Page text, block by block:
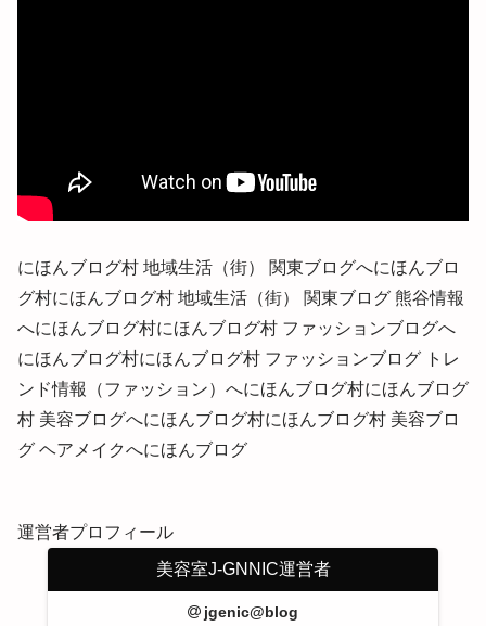
にほんブログ村 地域生活（街） 関東ブログへにほんブロ
グ村にほんブログ村 地域生活（街） 関東ブログ 熊谷情報
へにほんブログ村にほんブログ村 ファッションブログへ
にほんブログ村にほんブログ村 ファッションブログ トレ
ンド情報（ファッション）へにほんブログ村にほんブログ
村 美容ブログへにほんブログ村にほんブログ村 美容ブロ
グ ヘアメイクへにほんブログ
運営者プロフィール
美容室J-GNNIC運営者
jgenic@blog